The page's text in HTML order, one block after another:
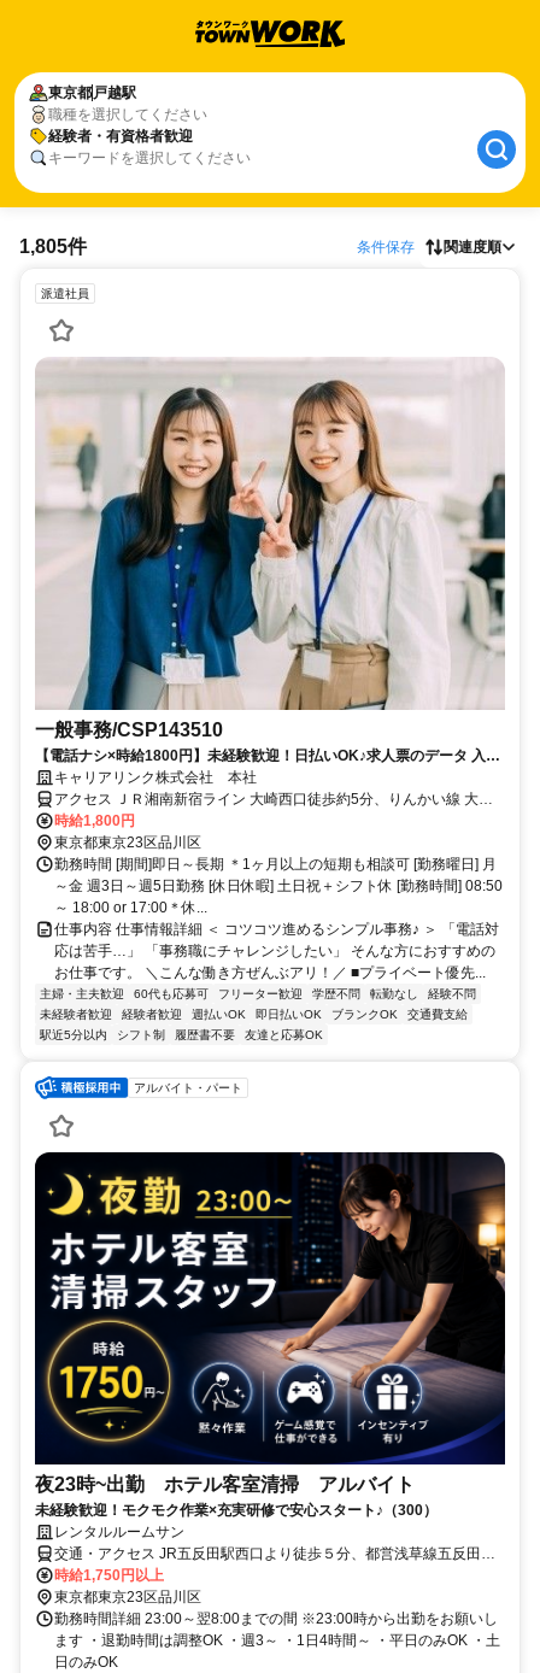
東京都戸越駅
職種を選択してください
経験者・有資格者歓迎
キーワードを選択してください
1,805件 条件保存 関連度順
派遣社員
一般事務/CSP143510
【電話ナシ×時給1800円】未経験歓迎！日払いOK♪求人票のデータ 入力
業務キャリアリンク株式会社 本社
アクセス ＪＲ湘南新宿ライン 大崎西口徒歩約5分、りんかい線 大崎
西口徒歩約5分、ＪＲ山手線 大崎西口徒歩約5分 各線 大崎駅 徒歩5分
時給1,800円
東京都東京23区品川区
勤務時間 [期間]即日～長期 ＊1ヶ月以上の短期も相談可 [勤務曜日] 月
～金 週3日～週5日勤務 [休日休暇] 土日祝＋シフト休 [勤務時間] 08:50
～ 18:00 or 17:00＊休...
仕事内容 仕事情報詳細 ＜ コツコツ進めるシンプル事務♪ ＞ 「電話対
応は苦手…」 「事務職にチャレンジしたい」 そんな方におすすめの
お仕事です。 ＼こんな働き方ぜんぶアリ！／ ■プライベート優先...
主婦・主夫歓迎 60代も応募可 フリーター歓迎 学歴不問 転勤なし
経験不問
未経験者歓迎
経験者歓迎 週払いOK 即日払いOK ブランクOK
交通費支給
駅近5分以内
シフト制 履歴書不要 友達と応募OK
アルバイト・パート
夜23時~出勤 ホテル客室清掃 アルバイト
未経験歓迎！モクモク作業×充実研修で安心スタート♪（300）
レンタルルームサン
交通・アクセス JR五反田駅西口より徒歩５分、都営浅草線五反田駅A
１出口より徒歩4分、東急池上線大崎広小路駅より徒歩3分
時給1,750円以上
東京都東京23区品川区
勤務時間詳細 23:00～翌8:00までの間 ※23:00時から出勤をお願いし
ます ・退勤時間は調整OK ・週3～ ・1日4時間～ ・平日のみOK ・土
日のみOK